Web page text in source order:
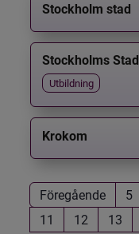
Stockholm stad
Stockholms Stad
Utbildning
Krokom
Föregående 5
11
12 13